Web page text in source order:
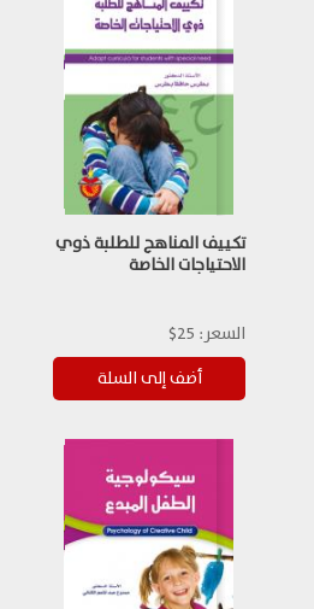
تكييف المناهج للطلبة ذوي
الاحتياجات الخاصة
السعر: 25$